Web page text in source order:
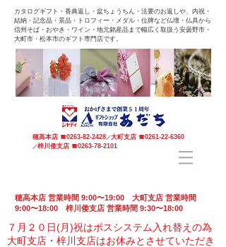
カタログギフト・香典返し・盆ちょうちん・法要のお返しや、内祝・
結納・記念品・景品・トロフィー・メダル・位牌など仏壇・仏具から
信州そば・おやき・ワイン・地元銘産品まで幅広く取扱う安曇野市・
大町市・松本市のギフト専門店です。
穂高本店 ☎0263-82-2428 ／大町支店 ☎0261-22-6360
／梓川倭支店 ☎0263-78-2101
穂高本店 営業時間 9:00〜19:00 大町支店 営業時間
9:00〜18:00 梓川倭支店 営業時間 9:30〜18:00
７月２０日(月)祝はポスシステム入れ替えの為
大町支店・梓川支店はお休みとさせていただき